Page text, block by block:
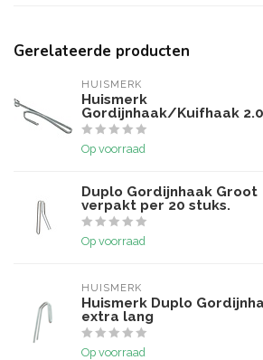
Gerelateerde producten
HUISMERK
Huismerk
Gordijnhaak/Kuifhaak
Op voorraad
Duplo Gordijnhaak Groot
verpakt per 20 stuks.
Op voorraad
HUISMERK
Huismerk Duplo
extra lang
Op voorraad